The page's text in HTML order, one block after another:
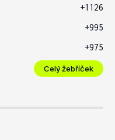
+1126
+995
+975
Celý žebříček